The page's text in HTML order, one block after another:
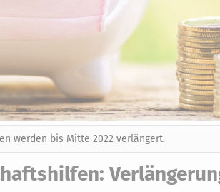
werden bis Mitte 2022 verlängert.